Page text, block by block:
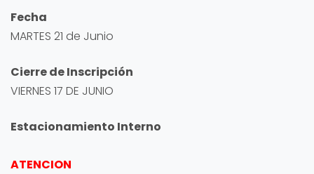
Fecha
MARTES 21 de Junio
Cierre de Inscripción
VIERNES 17 DE JUNIO
Estacionamiento Interno
ATENCION